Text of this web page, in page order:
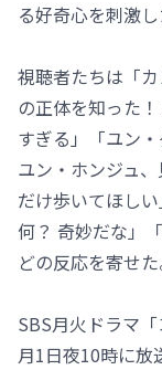
る好奇心を刺激し
視聴者たちは「
の正体を知った
すぎる」「ユン
ユン・ホンジュ
だけ歩いてほし
何？ 奇妙だな」
どの反応を寄せた
SBS月火ドラマ
月1日夜10時に放